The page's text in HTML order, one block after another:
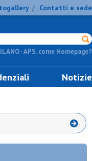
/ Contatti e sede
- APS. come Homepage?
Notizie